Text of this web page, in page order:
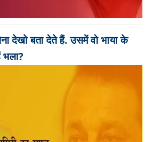
देखो बता देते हैं. उसमें वो भाया के